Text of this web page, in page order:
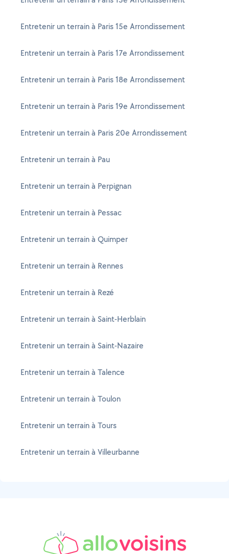
Entretenir un terrain à Paris 15e Arrondissement
Entretenir un terrain à Paris 17e Arrondissement
Entretenir un terrain à Paris 18e Arrondissement
Entretenir un terrain à Paris 19e Arrondissement
Entretenir un terrain à Paris 20e Arrondissement
Entretenir un terrain à Pau
Entretenir un terrain à Perpignan
Entretenir un terrain à Pessac
Entretenir un terrain à Quimper
Entretenir un terrain à Rennes
Entretenir un terrain à Rezé
Entretenir un terrain à Saint-Herblain
Entretenir un terrain à Saint-Nazaire
Entretenir un terrain à Talence
Entretenir un terrain à Toulon
Entretenir un terrain à Tours
Entretenir un terrain à Villeurbanne